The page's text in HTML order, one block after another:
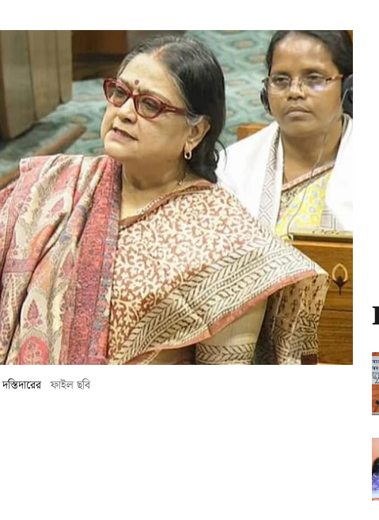
ফাইল ছবি